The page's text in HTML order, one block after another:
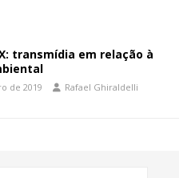
transmídia em relação à
de 2019 Rafael Ghiraldelli